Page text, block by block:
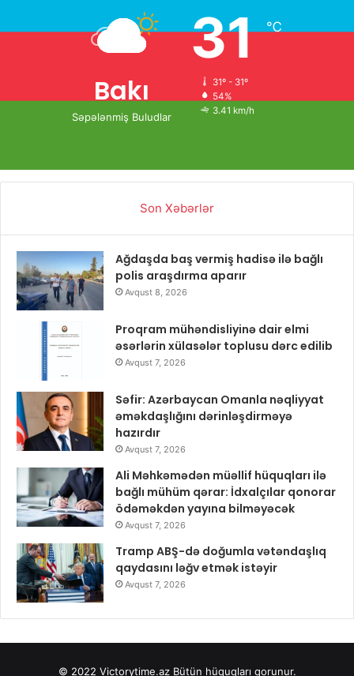
Bakı
Səpələnmiş Buludlar
31℃
31º - 31º
54%
3.41 km/h
Son Xəbərlər
Ağdaşda baş vermiş hadisə ilə bağlı
polis araşdırma aparır
Avqust 8, 2026
Proqram mühəndisliyinə dair elmi
əsərlərin xülasələr toplusu dərc edilib
Avqust 7, 2026
Səfir: Azərbaycan Omanla nəqliyyat
əməkdaşlığını dərinləşdirməyə
hazırdır
Avqust 7, 2026
Ali Məhkəmədən müəllif hüquqları ilə
bağlı mühüm qərar: İdxalçılar qonorar
ödəməkdən yayına bilməyəcək
Avqust 7, 2026
Tramp ABŞ-də doğumla vətəndaşlıq
qaydasını ləğv etmək istəyir
Avqust 7, 2026
© 2022 Victorytime.azBütün hüquqları qorunur.